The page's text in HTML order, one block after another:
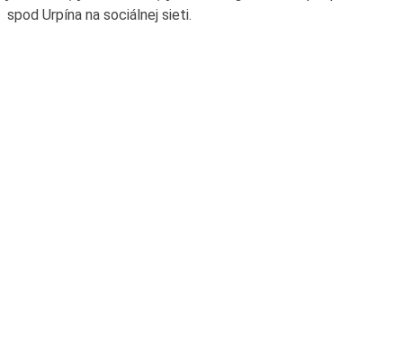
spod Urpína na sociálnej sieti.